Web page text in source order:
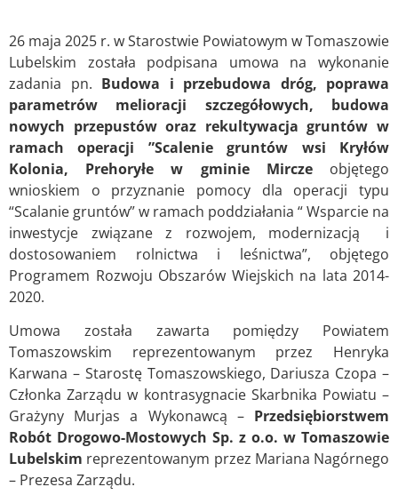
26 maja 2025 r. w Starostwie Powiatowym w Tomaszowie
Lubelskim została podpisana umowa na wykonanie
zadania pn. Budowa i przebudowa dróg, poprawa
parametrów melioracji szczegółowych, budowa
nowych przepustów oraz rekultywacja gruntów w
ramach operacji ”Scalenie gruntów wsi Kryłów
Kolonia, Prehoryłe w gminie Mirczeobjętego
wnioskiem o przyznanie pomocy dla operacji typu
“Scalanie gruntów” w ramach poddziałania “ Wsparcie na
inwestycje związane z rozwojem, modernizacją i
dostosowaniem rolnictwa i leśnictwa”, objętego
Programem Rozwoju Obszarów Wiejskich na lata 2014-
2020.
Umowa została zawarta pomiędzy Powiatem
Tomaszowskim reprezentowanym przez Henryka
Karwana – Starostę Tomaszowskiego, Dariusza Czopa –
Członka Zarządu w kontrasygnacie Skarbnika Powiatu –
Grażyny Murjas a Wykonawcą – Przedsiębiorstwem
Robót Drogowo-Mostowych Sp. z o.o. w Tomaszowie
Lubelskim reprezentowanym przez Mariana Nagórnego
– Prezesa Zarządu.